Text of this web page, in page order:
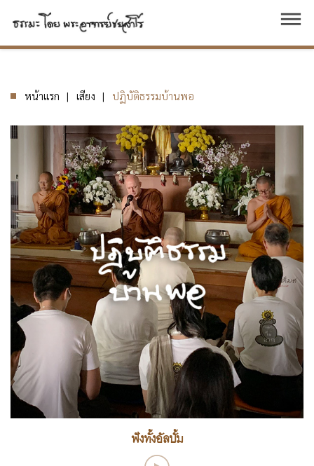
dehaze
หน้าแรก เสียง ปฏิบัติธรรมบ้านพอ
ฟังทั้งอัลบั้ม